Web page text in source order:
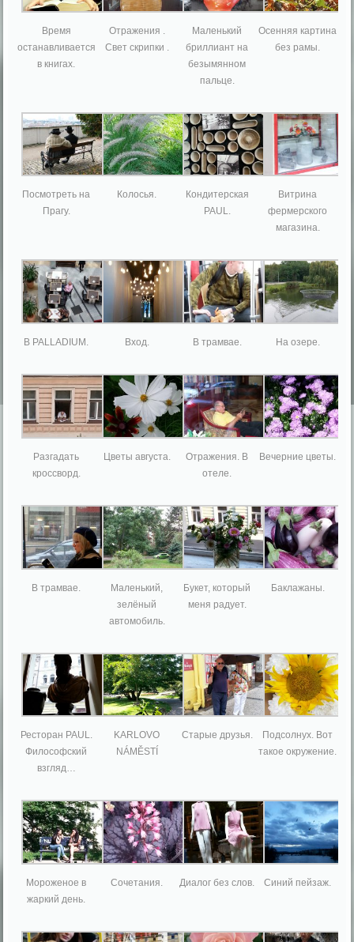
Время
останавливается
в книгах.
Отражения .
Свет скрипки .
Маленький
бриллиант на
безымянном
пальце.
Осенняя картина
без рамы.
Посмотреть на
Прагу.
Колосья.
Кондитерская
PAUL.
Витрина
фермерского
магазина.
В PALLADIUM. Вход. В трамвае. На озере.
Разгадать
кроссворд.
Цветы августа.
Отражения. В
отеле.
Вечерние цветы.
В трамвае.
Маленький,
зелёный
автомобиль.
Букет, который
меня радует.
Баклажаны.
Ресторан PAUL.
Философский
взгляд…
KARLOVO
NÁMĚSTÍ
Старые друзья.
Подсолнух. Вот
такое окружение.
Мороженое в
жаркий день.
Сочетания. Диалог без слов. Синий пейзаж.